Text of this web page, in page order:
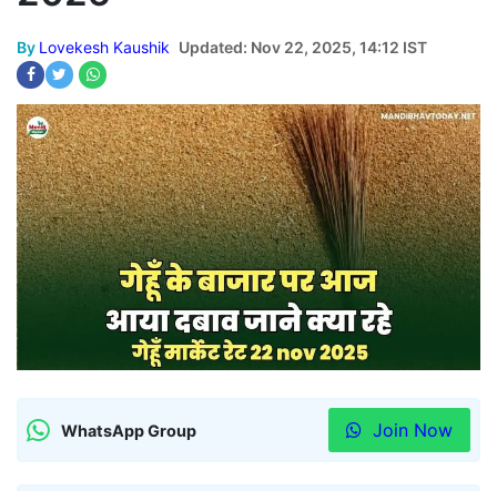
By Lovekesh Kaushik Updated: Nov 22, 2025, 14:12 IST
WhatsApp Group Join Now